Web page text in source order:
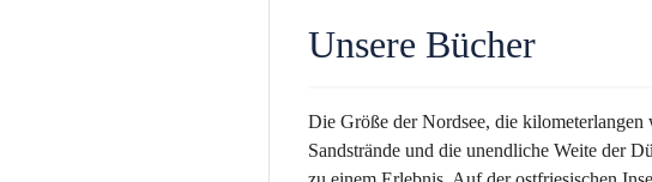
Unsere Bücher
Die Größe der Nordsee, die kilometerlangen
Sandstrände und die unendliche Weite der